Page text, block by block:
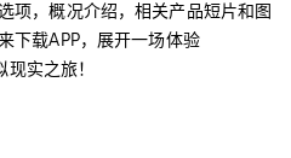
项，概况介绍，相关产品短片和图
下载APP，展开一场体验
实之旅！